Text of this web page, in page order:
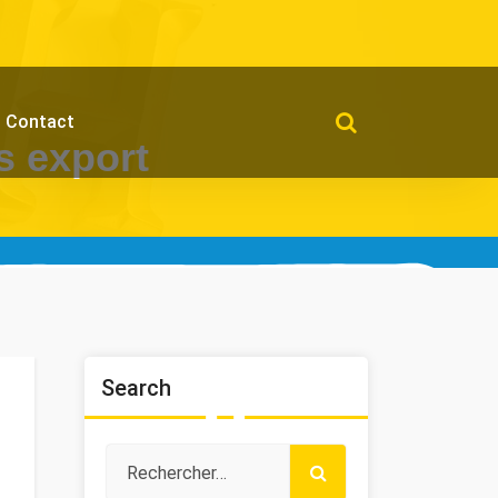
Contact
export
Search